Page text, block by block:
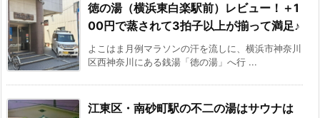
徳の湯（横浜東白楽駅前）レビュー！＋1
00円で蒸されて3拍子以上が揃って満足♪
よこはま月例マラソンの汗を流しに、横浜市神奈川
区西神奈川にある銭湯「徳の湯」へ行 ...
江東区・南砂町駅の不二の湯はサウナは